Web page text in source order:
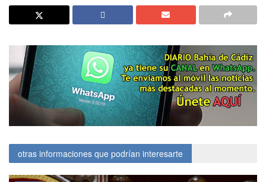
otras informaciones que podrían interesarte